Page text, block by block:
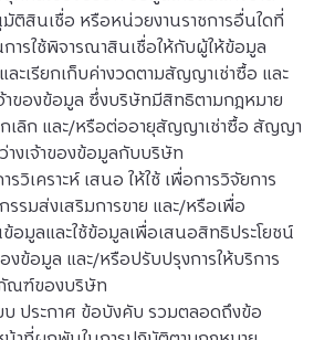
ติสินเชื่อ หรือหน่วยงานราชการอื่นใดที่
การใช้พิจารณาสินเชื่อให้กับผู้ให้ข้อมูล
ละเรียกเก็บค่างวดตามสัญญาเช่าซื้อ และ
าของข้อมูล ซึ่งบริษัทมีสิทธิตามกฎหมาย
กเลิก และ/หรือต่ออายุสัญญาเช่าซื้อ สัญญา
งเจ้าของข้อมูลกับบริษัท
วิเคราะห์ เสนอ ให้ใช้ เพื่อการวิจัยการ
รมส่งเสริมการขาย และ/หรือเพื่อ
อมูลและใช้ข้อมูลเพื่อเสนอสิทธิประโยชน์
งข้อมูล และ/หรือปรับปรุงการให้บริการ
ณฑ์ของบริษัท
บ ประกาศ ข้อบังคับ รวมตลอดถึงข้อ